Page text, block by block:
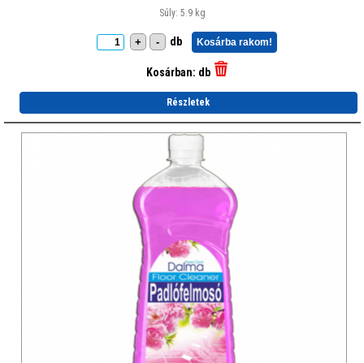
Súly: 5.9 kg
+ - db Kosárba rakom!
Kosárban: db
Részletek